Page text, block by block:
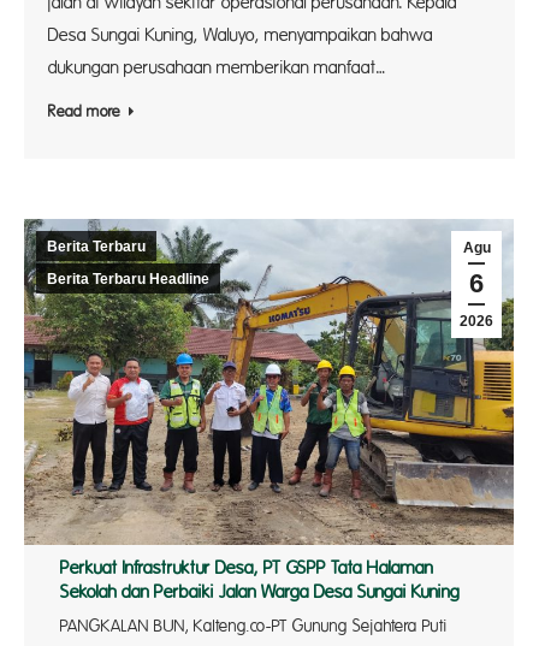
Desa Sungai Kuning, Waluyo, menyampaikan bahwa
dukungan perusahaan memberikan manfaat…
Read more
Agu
6
2026
Berita Terbaru
Berita Terbaru Headline
Perkuat Infrastruktur Desa, PT GSPP Tata Halaman
Sekolah dan Perbaiki Jalan Warga Desa Sungai Kuning
PANGKALAN BUN, Kalteng.co-PT Gunung Sejahtera Puti